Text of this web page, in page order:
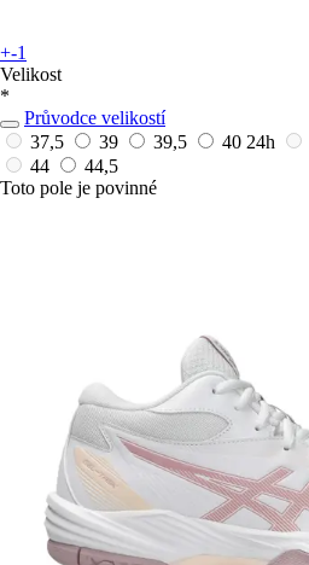
+-1
Velikost
*
Průvodce velikostí
37,5
39 39,5 40 24h
44
44,5
Toto pole je povinné